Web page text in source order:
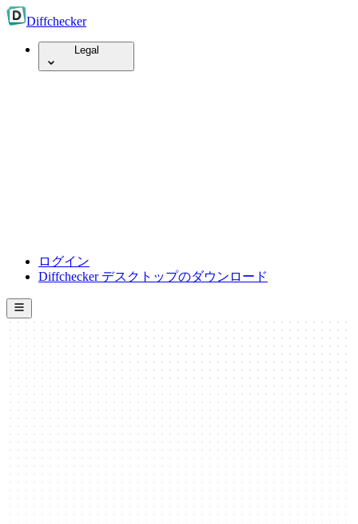
Diffchecker
Legal
ログイン
Diffchecker デスクトップのダウンロード